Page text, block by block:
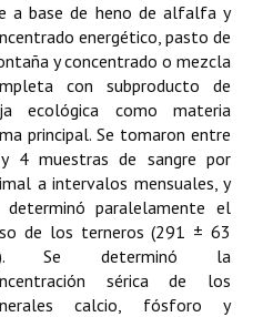
a base de heno de alfalfa y
energético, pasto de
y concentrado o mezcla
con subproducto de
ecológica como materia
principal. Se tomaron entre
4 muestras de sangre por
a intervalos mensuales, y
determinó paralelamente el
de los terneros (291 ± 63
Se determinó la
sérica de los
calcio, fósforo y